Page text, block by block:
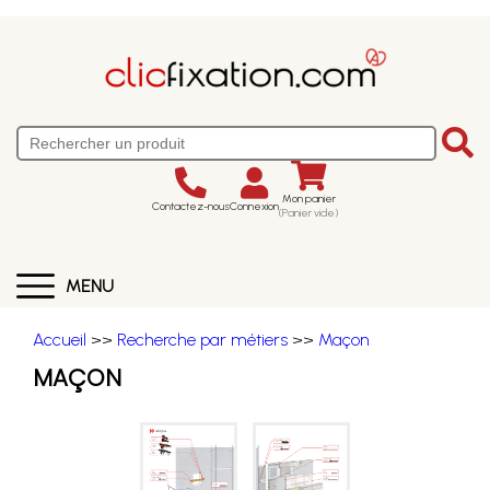
Contactez-nousConnexion Mon panier
(Panier vide)
MENU
Accueil >> Recherche par métiers >> Maçon
MAÇON